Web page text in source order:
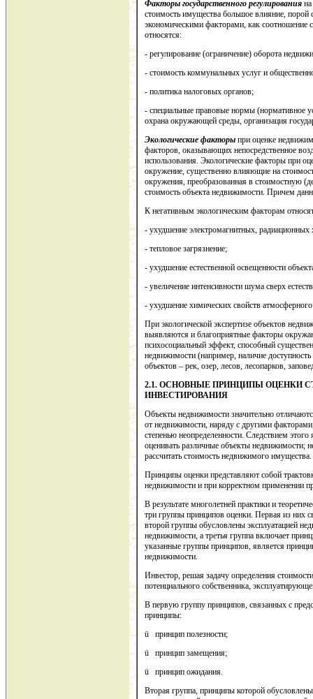
Факторы государственного регулирования
стоимость имущества большое влияние, порой
экономическими факторами, как соотношение
относятся:
- регулирование (ограничение) оборота
- стоимость коммунальных услуг и
- политика налоговых органов;
- специальные правовые нормы (нормативное
охрана окружающей среды, организация
Экологические факторы при оценке
факторов, оказывающих непосредственное
использования. Экологические факторы при
окружение, существенно влияющие на
окружения, преобразованная в стоимостную
стоимость объекта недвижимости. Причем
К негативным экологическим факторам
- ухудшение электромагнитных,
- тепловое загрязнение;
- ухудшение естественной освещенности
- увеличение интенсивности шума сверх
- ухудшение химических свойств
При экологической экспертизе объектов
выявляются и благоприятные факторы
психосоциальный эффект, способный
недвижимости (например, наличие
объектов – рек, озер, лесов, лесопарков,
2.1. ОСНОВНЫЕ ПРИНЦИПЫ ОЦЕНКИ
ИНВЕСТИРОВАНИЯ
Объекты недвижимости значительно
от недвижимости, наряду с другими
степенью неопределенности. Следствием
оценивать различные объекты
рассчитать стоимость недвижимого
Принципы оценки представляют собой
недвижимости и при корректном применении
В результате многолетней практики и
три группы принципов оценки. Первая из них
второй группы обусловлены эксплуатацией
недвижимости, а третья группа включает
указанные группы принципов, является
недвижимости.
Инвестор, решая задачу определения
потенциального собственника,
В первую группу принципов, связанных с
принципы:
ü принцип полезности;
ü принцип замещения;
ü принцип ожидания.
Вторая группа, принципы которой